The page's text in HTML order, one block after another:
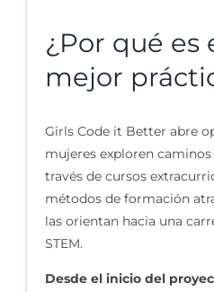
¿Por qué es
mejor
Girls Code it Better abre
mujeres exploren
través de cursos
métodos de formación
las orientan hacia una
STEM.
Desde el inicio del